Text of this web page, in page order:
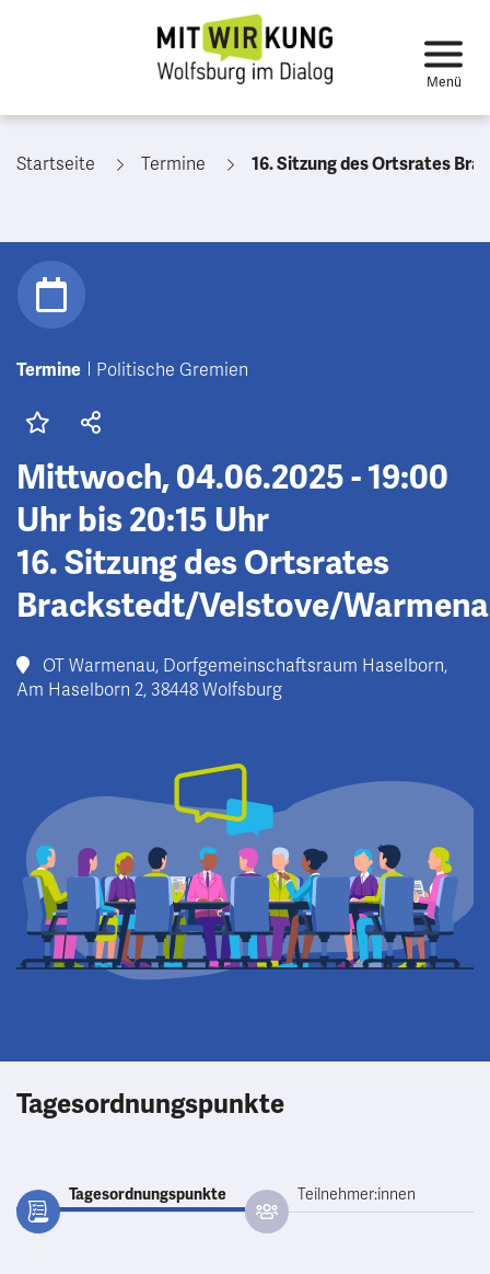
Startseite Termine 16. Sitzung des Ortsrates Brackstedt/
Termine Politische Gremien
Mittwoch, 04.06.2025 - 19:00
Uhr bis 20:15 Uhr
16. Sitzung des Ortsrates
Brackstedt/Velstove/
OT Warmenau, Dorfgemeinschaftsraum Haselborn,
Am Haselborn 2, 38448 Wolfsburg
Tagesordnungspunkte
Tagesordnungspunkte Teilnehmer:innen